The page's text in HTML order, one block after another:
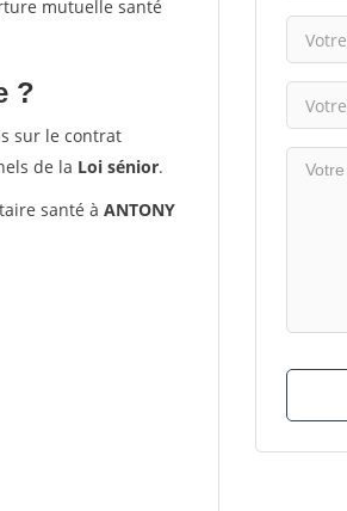
mutuelle santé
?
sur le contrat
de la Loi sénior.
santé à ANTONY